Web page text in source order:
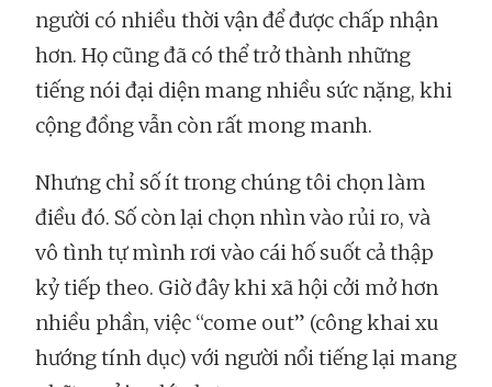
người có nhiều thời vận để được chấp nhận
hơn. Họ cũng đã có thể trở thành những
tiếng nói đại diện mang nhiều sức nặng, khi
cộng đồng vẫn còn rất mong manh.
Nhưng chỉ số ít trong chúng tôi chọn làm
điều đó. Số còn lại chọn nhìn vào rủi ro, và
vô tình tự mình rơi vào cái hố suốt cả thập
kỷ tiếp theo. Giờ đây khi xã hội cởi mở hơn
nhiều phần, việc “come out” (công khai xu
hướng tính dục) với người nổi tiếng lại mang